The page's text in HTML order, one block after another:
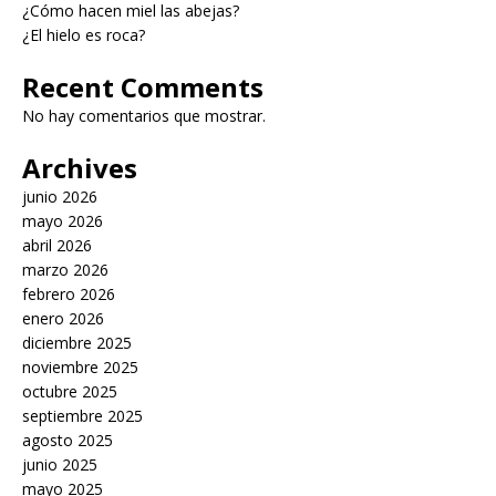
¿Cómo hacen miel las abejas?
¿El hielo es roca?
Recent Comments
No hay comentarios que mostrar.
Archives
junio 2026
mayo 2026
abril 2026
marzo 2026
febrero 2026
enero 2026
diciembre 2025
noviembre 2025
octubre 2025
septiembre 2025
agosto 2025
junio 2025
mayo 2025